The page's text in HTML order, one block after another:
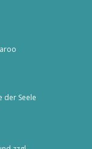
der Seele